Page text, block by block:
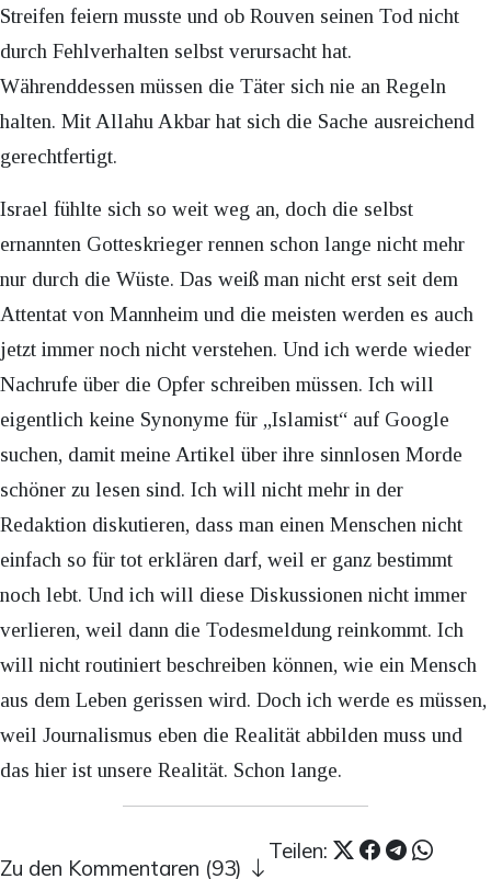
Streifen feiern musste und ob Rouven seinen Tod nicht
durch Fehlverhalten selbst verursacht hat.
Währenddessen müssen die Täter sich nie an Regeln
halten. Mit Allahu Akbar hat sich die Sache ausreichend
gerechtfertigt.
Israel fühlte sich so weit weg an, doch die selbst
ernannten Gotteskrieger rennen schon lange nicht mehr
nur durch die Wüste. Das weiß man nicht erst seit dem
Attentat von Mannheim und die meisten werden es auch
jetzt immer noch nicht verstehen. Und ich werde wieder
Nachrufe über die Opfer schreiben müssen. Ich will
eigentlich keine Synonyme für „Islamist“ auf Google
suchen, damit meine Artikel über ihre sinnlosen Morde
schöner zu lesen sind. Ich will nicht mehr in der
Redaktion diskutieren, dass man einen Menschen nicht
einfach so für tot erklären darf, weil er ganz bestimmt
noch lebt. Und ich will diese Diskussionen nicht immer
verlieren, weil dann die Todesmeldung reinkommt. Ich
will nicht routiniert beschreiben können, wie ein Mensch
aus dem Leben gerissen wird. Doch ich werde es müssen,
weil Journalismus eben die Realität abbilden muss und
das hier ist unsere Realität. Schon lange.
Teilen:
Zu den Kommentaren (93)